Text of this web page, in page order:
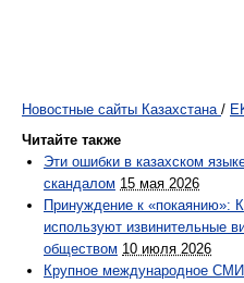
Новостные сайты Казахстана /
Читайте также
Эти ошибки в казахском
скандалом 15 мая 2026
Принуждение к «покаянию»:
используют извинительные
обществом 10 июля 2026
Крупное международное